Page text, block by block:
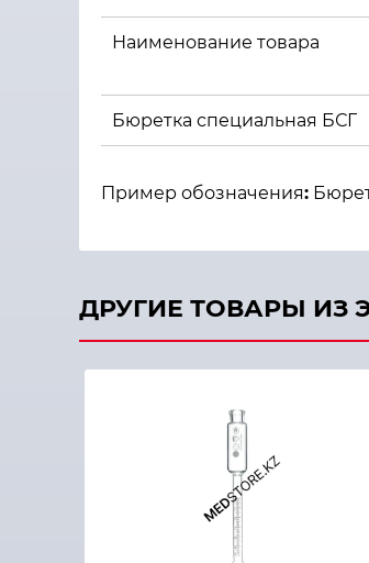
Наименование товара
Бюретка специальная БСГ
Пример обозначения:
ДРУГИЕ ТОВАРЫ ИЗ